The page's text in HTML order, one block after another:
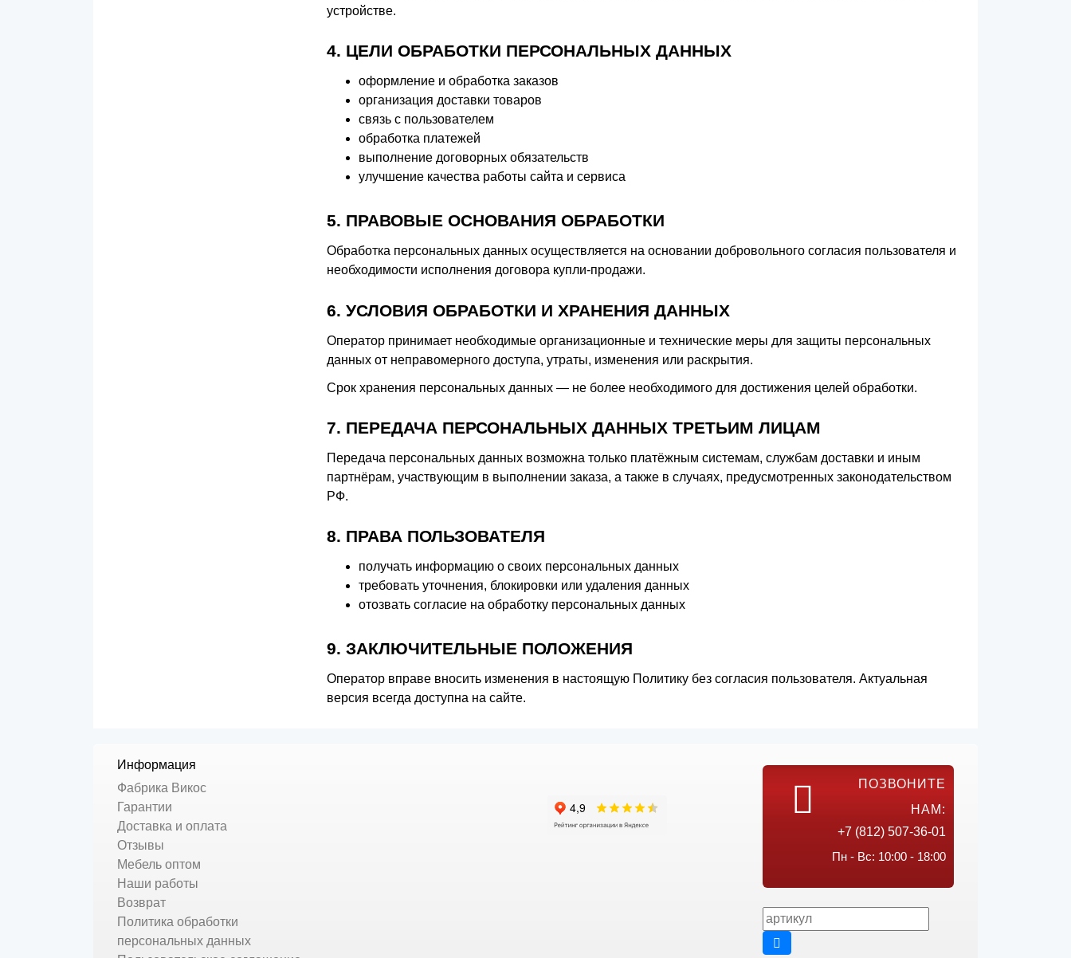
устройстве.
4. ЦЕЛИ ОБРАБОТКИ ПЕРСОНАЛЬНЫХ ДАННЫХ
оформление и обработка заказов
организация доставки товаров
связь с пользователем
обработка платежей
выполнение договорных обязательств
улучшение качества работы сайта и сервиса
5. ПРАВОВЫЕ ОСНОВАНИЯ ОБРАБОТКИ
Обработка персональных данных осуществляется на основании добровольного согласия пользователя и
необходимости исполнения договора купли-продажи.
6. УСЛОВИЯ ОБРАБОТКИ И ХРАНЕНИЯ ДАННЫХ
Оператор принимает необходимые организационные и технические меры для защиты персональных
данных от неправомерного доступа, утраты, изменения или раскрытия.
Срок хранения персональных данных — не более необходимого для достижения целей обработки.
7. ПЕРЕДАЧА ПЕРСОНАЛЬНЫХ ДАННЫХ ТРЕТЬИМ ЛИЦАМ
Передача персональных данных возможна только платёжным системам, службам доставки и иным
партнёрам, участвующим в выполнении заказа, а также в случаях, предусмотренных законодательством
РФ.
8. ПРАВА ПОЛЬЗОВАТЕЛЯ
получать информацию о своих персональных данных
требовать уточнения, блокировки или удаления данных
отозвать согласие на обработку персональных данных
9. ЗАКЛЮЧИТЕЛЬНЫЕ ПОЛОЖЕНИЯ
Оператор вправе вносить изменения в настоящую Политику без согласия пользователя. Актуальная
версия всегда доступна на сайте.
Информация
Фабрика Викос
Гарантии
Доставка и оплата
Отзывы
Мебель оптом
Наши работы
Возврат
Политика обработки
персональных данных
ПОЗВОНИТЕ
НАМ:
+7 (812) 507-36-01
Пн - Вс: 10:00 - 18:00